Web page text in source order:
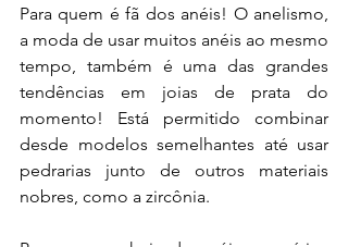
Para quem é fã dos anéis! O anelismo,
a moda de usar muitos anéis ao mesmo
tempo, também é uma das grandes
tendências em joias de prata do
momento! Está permitido combinar
desde modelos semelhantes até usar
pedrarias junto de outros materiais
nobres, como a zircônia.